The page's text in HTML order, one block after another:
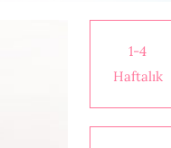
1-4
Haftalık